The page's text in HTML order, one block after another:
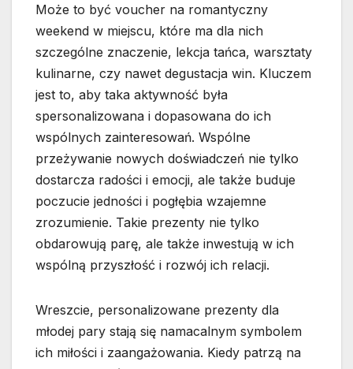
Może to być voucher na romantyczny
weekend w miejscu, które ma dla nich
szczególne znaczenie, lekcja tańca, warsztaty
kulinarne, czy nawet degustacja win. Kluczem
jest to, aby taka aktywność była
spersonalizowana i dopasowana do ich
wspólnych zainteresowań. Wspólne
przeżywanie nowych doświadczeń nie tylko
dostarcza radości i emocji, ale także buduje
poczucie jedności i pogłębia wzajemne
zrozumienie. Takie prezenty nie tylko
obdarowują parę, ale także inwestują w ich
wspólną przyszłość i rozwój ich relacji.
Wreszcie, personalizowane prezenty dla
młodej pary stają się namacalnym symbolem
ich miłości i zaangażowania. Kiedy patrzą na